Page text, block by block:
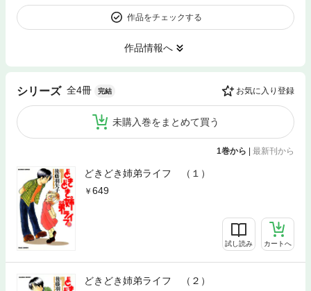
作品をチェックする
作品情報へ
シリーズ 全4冊 完結 お気に入り登録
未購入巻をまとめて買う
1巻から | 最新刊から
どきどき姉弟ライフ （１）
649
試し読み カートへ
どきどき姉弟ライフ （２）